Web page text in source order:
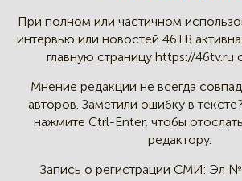
При полном или частичном
интервью или новостей 46TB
главную страницу https://46tv.ru
Мнение редакции не всегда
авторов. Заметили ошибку в тексте?
нажмите Ctrl-Enter, чтобы
редактору.
Запись о регистрации СМИ: Эл №